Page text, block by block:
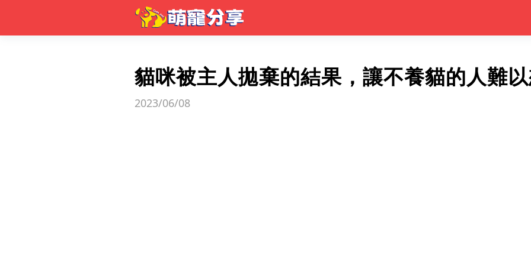
貓咪被主人拋棄的結果，讓不養貓的人難
2023/06/08